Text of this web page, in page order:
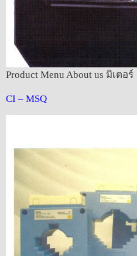
Product Menu About us มิเตอร์
CI – MSQ